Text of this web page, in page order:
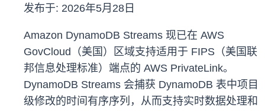
发布于: 2026年5月28日
Amazon DynamoDB Streams 现已在 AWS
GovCloud（美国）区域支持适用于 FIPS（美国联
邦信息处理标准）端点的 AWS PrivateLink。
DynamoDB Streams 会捕获 DynamoDB 表中项目
级修改的时间有序序列，从而支持实时数据处理和